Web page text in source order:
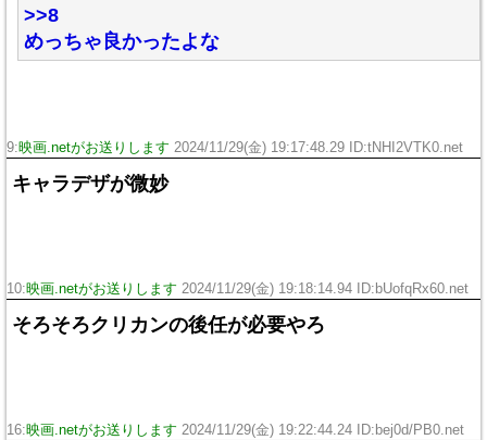
>>8
めっちゃ良かったよな
9:映画.netがお送りします 2024/11/29(金) 19:17:48.29 ID:tNHI2VTK0.net
キャラデザが微妙
10:映画.netがお送りします 2024/11/29(金) 19:18:14.94 ID:bUofqRx60.net
そろそろクリカンの後任が必要やろ
16:映画.netがお送りします 2024/11/29(金) 19:22:44.24 ID:bej0d/PB0.net